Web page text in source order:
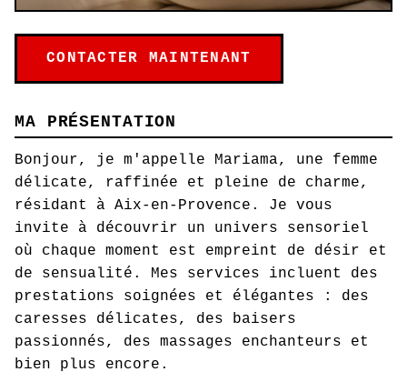
CONTACTER MAINTENANT
MA PRÉSENTATION
Bonjour, je m'appelle Mariama, une femme
délicate, raffinée et pleine de charme,
résidant à Aix-en-Provence. Je vous
invite à découvrir un univers sensoriel
où chaque moment est empreint de désir et
de sensualité. Mes services incluent des
prestations soignées et élégantes : des
caresses délicates, des baisers
passionnés, des massages enchanteurs et
bien plus encore.